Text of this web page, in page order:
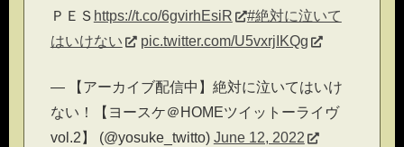
ＰＥＳ https://t.co/6gvirhEsiR
#絶対に泣いて
はいけない
pic.twitter.com/U5vxrjIKQg
— 【アーカイブ配信中】絶対に泣いてはいけ
ない！【ヨースケ＠HOMEツイットーライヴ
vol.2】 (@yosuke_twitto) June 12, 2022